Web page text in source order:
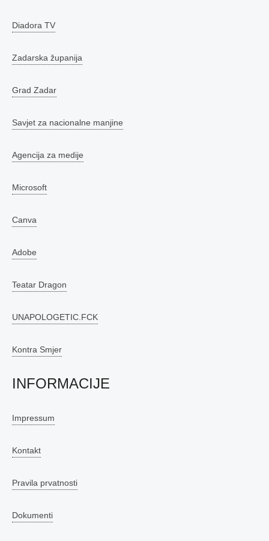
Diadora TV
Zadarska županija
Grad Zadar
Savjet za nacionalne manjine
Agencija za medije
Microsoft
Canva
Adobe
Teatar Dragon
UNAPOLOGETIC.FCK
Kontra Smjer
INFORMACIJE
Impressum
Kontakt
Pravila prvatnosti
Dokumenti